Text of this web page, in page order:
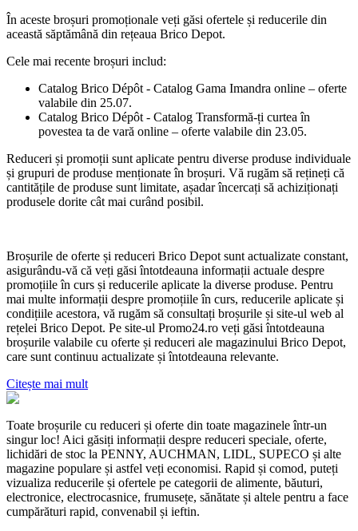
În aceste broșuri promoționale veți găsi ofertele și reducerile din
această săptămână din rețeaua Brico Depot.
Cele mai recente broșuri includ:
Catalog Brico Dépôt - Catalog Gama Imandra online – oferte
valabile din 25.07.
Catalog Brico Dépôt - Catalog Transformă-ți curtea în
povestea ta de vară online – oferte valabile din 23.05.
Reduceri și promoții sunt aplicate pentru diverse produse individuale
și grupuri de produse menționate în broșuri. Vă rugăm să rețineți că
cantitățile de produse sunt limitate, așadar încercați să achiziționați
produsele dorite cât mai curând posibil.
Broșurile de oferte și reduceri Brico Depot sunt actualizate constant,
asigurându-vă că veți găsi întotdeauna informații actuale despre
promoțiile în curs și reducerile aplicate la diverse produse. Pentru
mai multe informații despre promoțiile în curs, reducerile aplicate și
condițiile acestora, vă rugăm să consultați broșurile și site-ul web al
rețelei Brico Depot. Pe site-ul Promo24.ro veți găsi întotdeauna
broșurile valabile cu oferte și reduceri ale magazinului Brico Depot,
care sunt continuu actualizate și întotdeauna relevante.
Citește mai mult
Toate broșurile cu reduceri și oferte din toate magazinele într-un
singur loc! Aici găsiți informații despre reduceri speciale, oferte,
lichidări de stoc la PENNY, AUCHMAN, LIDL, SUPECO și alte
magazine populare și astfel veți economisi. Rapid și comod, puteți
vizualiza reducerile și ofertele pe categorii de alimente, băuturi,
electronice, electrocasnice, frumusețe, sănătate și altele pentru a face
cumpărături rapid, convenabil și ieftin.